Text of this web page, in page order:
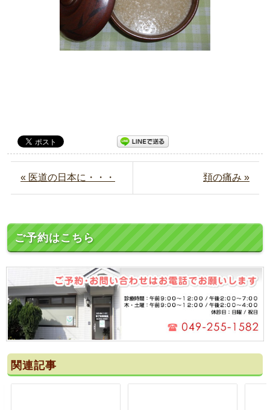
« 医道の日本に・・・ 頚の痛み »
ご予約はこちら
関連記事